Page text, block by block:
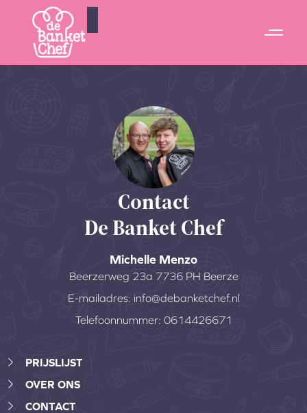
Contact
De Banket Chef
Michelle Menzo
Beerzerweg 23a 7736 PH Beerze
E-mailadres: info@debanketchef.nl
Telefoonnummer: 0614426671
PRIJSLIJST
OVER ONS
CONTACT